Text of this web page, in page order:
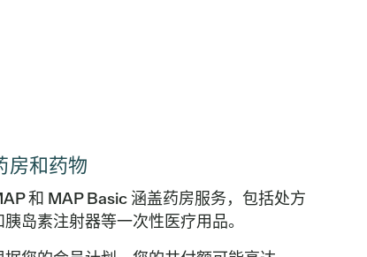
房和药物
和 MAP Basic 涵盖药房服务，包括处方
胰岛素注射器等一次性医疗用品。